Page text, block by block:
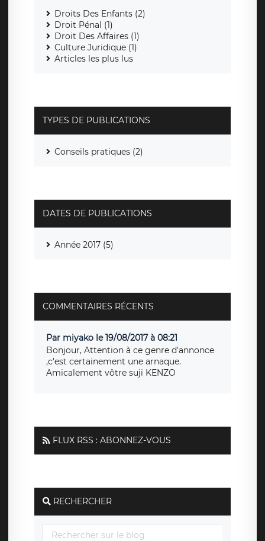
Droits Des Enfants (2)
Droit Pénal (1)
Droit Des Affaires (1)
Culture Juridique (1)
Articles les plus lus
TYPES DE PUBLICATIONS
Conseils pratiques (2)
DATES DE PUBLICATIONS
Année 2017 (5)
COMMENTAIRES RÉCENTS
Par miyako le 19/08/2017 à 08:21
Bonjour, Attention à ce genre d'annonce
,c'est certainement une arnaque.
Amicalement vôtre suji KENZO
FLUX RSS : ABONNEZ-VOUS
RECHERCHER